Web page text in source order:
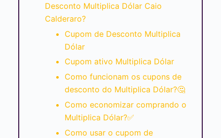
Desconto Multiplica Dólar Caio
Calderaro?
Cupom de Desconto Multiplica
Dólar
Cupom ativo Multiplica Dólar
Como funcionam os cupons de
desconto do Multiplica Dólar?🤔
Como economizar comprando o
Multiplica Dólar?✅
Como usar o cupom de